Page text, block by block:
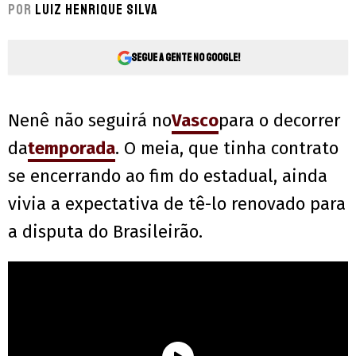
Por Luiz Henrique Silva
Segue a gente no Google!
Nenê não seguirá noVascopara o decorrer
datemporada. O meia, que tinha contrato
se encerrando ao fim do estadual, ainda
vivia a expectativa de tê-lo renovado para
a disputa do Brasileirão.